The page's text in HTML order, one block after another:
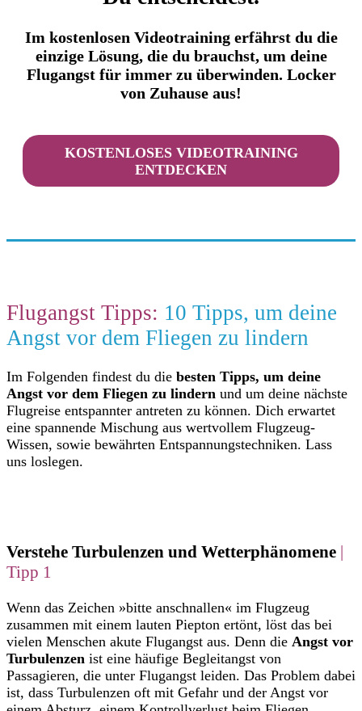
Im kostenlosen Videotraining erfährst du die
einzige Lösung, die du brauchst, um deine
Flugangst für immer zu überwinden. Locker
von Zuhause aus!
KOSTENLOSES VIDEOTRAINING
ENTDECKEN
Flugangst Tipps: 10 Tipps, um deine
Angst vor dem Fliegen zu lindern
Im Folgenden findest du die besten Tipps, um deine
Angst vor dem Fliegen zu lindern und um deine nächste
Flugreise entspannter antreten zu können. Dich erwartet
eine spannende Mischung aus wertvollem Flugzeug-
Wissen, sowie bewährten Entspannungstechniken. Lass
uns loslegen.
Verstehe Turbulenzen und Wetterphänomene |
Tipp 1
Wenn das Zeichen »bitte anschnallen« im Flugzeug
zusammen mit einem lauten Piepton ertönt, löst das bei
vielen Menschen akute Flugangst aus. Denn die Angst vor
Turbulenzen ist eine häufige Begleitangst von
Passagieren, die unter Flugangst leiden. Das Problem dabei
ist, dass Turbulenzen oft mit Gefahr und der Angst vor